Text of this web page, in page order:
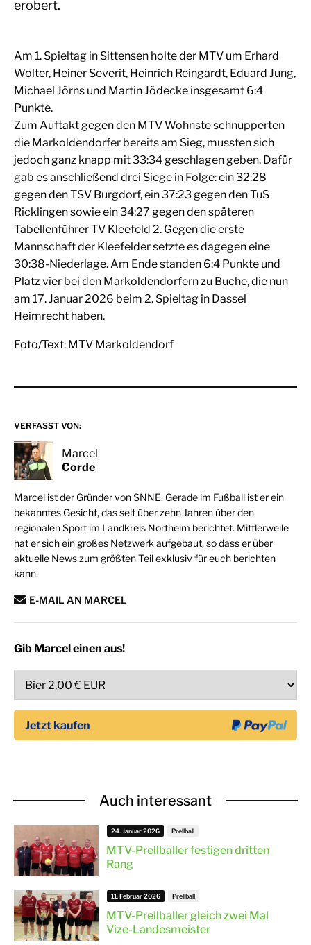
erobert.
Am 1. Spieltag in Sittensen holte der MTV um Erhard
Wolter, Heiner Severit, Heinrich Reingardt, Eduard Jung,
Michael Jörns und Martin Jödecke insgesamt 6:4
Punkte.
Zum Auftakt gegen den MTV Wohnste schnupperten
die Markoldendorfer bereits am Sieg, mussten sich
jedoch ganz knapp mit 33:34 geschlagen geben. Dafür
gab es anschließend drei Siege in Folge: ein 32:28
gegen den TSV Burgdorf, ein 37:23 gegen den TuS
Ricklingen sowie ein 34:27 gegen den späteren
Tabellenführer TV Kleefeld 2. Gegen die erste
Mannschaft der Kleefelder setzte es dagegen eine
30:38-Niederlage. Am Ende standen 6:4 Punkte und
Platz vier bei den Markoldendorfern zu Buche, die nun
am 17. Januar 2026 beim 2. Spieltag in Dassel
Heimrecht haben.
Foto/Text: MTV Markoldendorf
VERFASST VON:
Marcel
Corde
Marcel ist der Gründer von SNNE. Gerade im Fußball ist er ein
bekanntes Gesicht, das seit über zehn Jahren über den
regionalen Sport im Landkreis Northeim berichtet. Mittlerweile
hat er sich ein großes Netzwerk aufgebaut, so dass er über
aktuelle News zum größten Teil exklusiv für euch berichten
kann.
E-MAIL AN MARCEL
Gib Marcel einen aus!
Auch interessant
MTV-Prellballer festigen dritten
Rang
24. Januar 2026 Prellball
MTV-Prellballer gleich zwei Mal
Vize-Landesmeister
11. Februar 2026 Prellball